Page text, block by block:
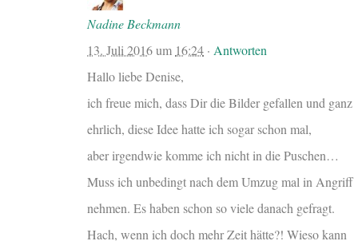
Nadine Beckmann
13. Juli 2016um 16:24 · Antworten
Hallo liebe Denise,
ich freue mich, dass Dir die Bilder gefallen und ganz
ehrlich, diese Idee hatte ich sogar schon mal,
aber irgendwie komme ich nicht in die Puschen…
Muss ich unbedingt nach dem Umzug mal in Angriff
nehmen. Es haben schon so viele danach gefragt.
Hach, wenn ich doch mehr Zeit hätte?! Wieso kann